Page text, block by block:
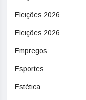
Eleições 2026
Eleições 2026
Empregos
Esportes
Estética